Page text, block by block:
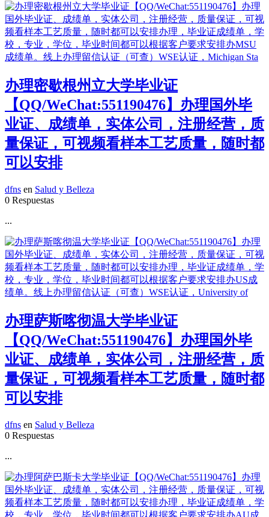
办理密歇根州立大学毕业证
【QQ/WeChat:551190476】办理国外毕
业证、成绩单，实体公司，注册经营，质
量保证，可视频看样本工艺质量，随时都
可以安排
dfns en Salud y Belleza
0 Respuestas
...
办理萨斯喀彻温大学毕业证
【QQ/WeChat:551190476】办理国外毕
业证、成绩单，实体公司，注册经营，质
量保证，可视频看样本工艺质量，随时都
可以安排
dfns en Salud y Belleza
0 Respuestas
...